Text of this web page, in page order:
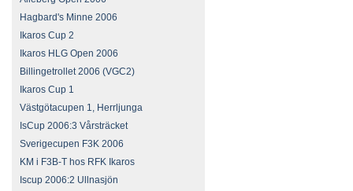
Hagbard's Minne 2006
Ikaros Cup 2
Ikaros HLG Open 2006
Billingetrollet 2006 (VGC2)
Ikaros Cup 1
Västgötacupen 1, Herrljunga
IsCup 2006:3 Vårsträcket
Sverigecupen F3K 2006
KM i F3B-T hos RFK Ikaros
Iscup 2006:2 Ullnasjön